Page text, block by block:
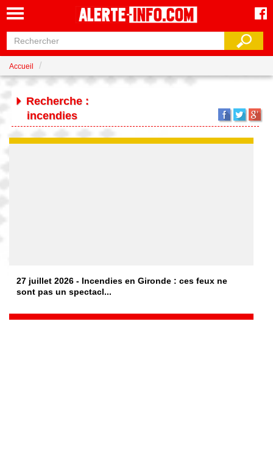
Accueil
Recherche :
incendies
27 juillet 2026 - Incendies en Gironde : ces feux ne
sont pas un spectacl...